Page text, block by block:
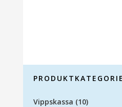
Vippskassa (10)